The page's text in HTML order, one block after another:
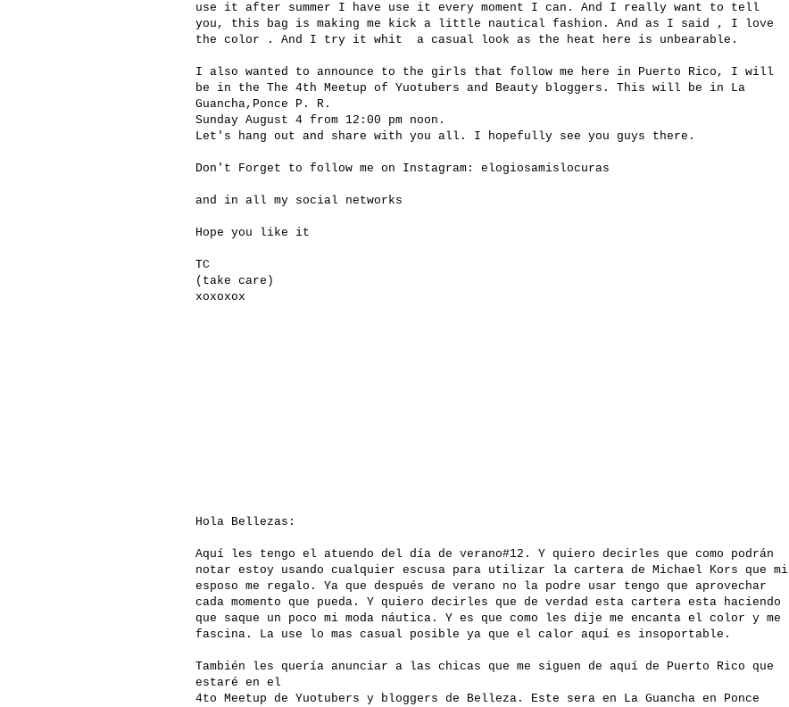
use it after summer I have use it every moment I can. And I really want to tell
you, this bag is making me kick a little nautical fashion. And as I said , I love
the color . And I try it whit a casual look as the heat here is unbearable.
I also wanted to announce to the girls that follow me here in Puerto Rico, I will
be in the The 4th Meetup of Yuotubers and Beauty bloggers. This will be in La
Guancha,Ponce P. R.
Sunday August 4 from 12:00 pm noon.
Let's hang out and share with you all. I hopefully see you guys there.
Don't Forget to follow me on Instagram: elogiosamislocuras
and in all my social networks
Hope you like it
TC
(take care)
xoxoxox
Hola Bellezas:
Aquí les tengo el atuendo del día de verano#12. Y quiero decirles que como podrán
notar estoy usando cualquier escusa para utilizar la cartera de Michael Kors que mi
esposo me regalo. Ya que después de verano no la podre usar tengo que aprovechar
cada momento que pueda. Y quiero decirles que de verdad esta cartera esta haciendo
que saque un poco mi moda náutica. Y es que como les dije me encanta el color y me
fascina. La use lo mas casual posible ya que el calor aquí es insoportable.
También les quería anunciar a las chicas que me siguen de aquí de Puerto Rico que
estaré en el
4to Meetup de Yuotubers y bloggers de Belleza. Este sera en La Guancha en Ponce